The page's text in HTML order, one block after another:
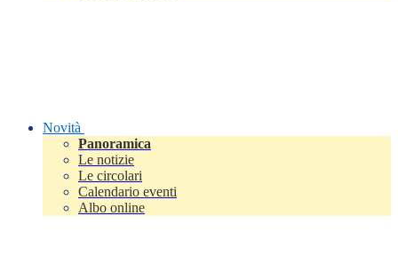
Novità
Panoramica
Le notizie
Le circolari
Calendario eventi
Albo online